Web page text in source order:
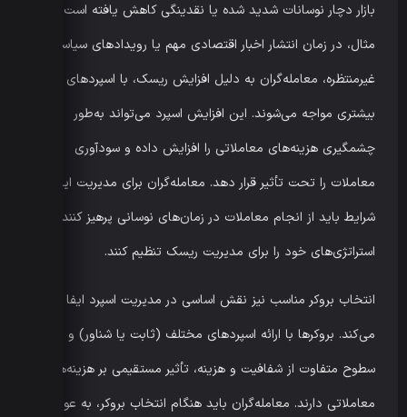
بازار دچار نوسانات شدید شده یا نقدینگی کاهش یافته است. برای
مثال، در زمان انتشار اخبار اقتصادی مهم یا رویدادهای سیاسی
غیرمنتظره، معامله‌گران به دلیل افزایش ریسک، با اسپردهای
بیشتری مواجه می‌شوند. این افزایش اسپرد می‌تواند به‌طور
چشمگیری هزینه‌های معاملاتی را افزایش داده و سودآوری
معاملات را تحت تأثیر قرار دهد. معامله‌گران برای مدیریت این
شرایط باید از انجام معاملات در زمان‌های نوسانی پرهیز کنند یا
استراتژی‌های خود را برای مدیریت ریسک تنظیم کنند.
انتخاب بروکر مناسب نیز نقش اساسی در مدیریت اسپرد ایفا
می‌کند. بروکرها با ارائه اسپردهای مختلف (ثابت یا شناور) و
سطوح متفاوت از شفافیت و هزینه، تأثیر مستقیمی بر هزینه‌های
معاملاتی دارند. معامله‌گران باید هنگام انتخاب بروکر، به عوامل